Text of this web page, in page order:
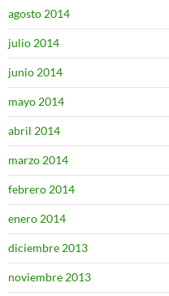
agosto 2014
julio 2014
junio 2014
mayo 2014
abril 2014
marzo 2014
febrero 2014
enero 2014
diciembre 2013
noviembre 2013